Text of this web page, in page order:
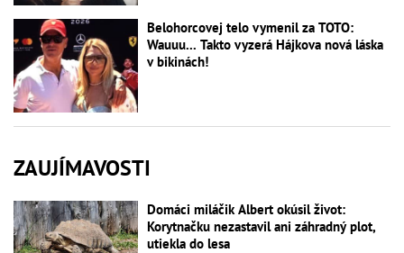
Belohorcovej telo vymenil za TOTO:
Wauuu... Takto vyzerá Hájkova nová láska
v bikinách!
ZAUJÍMAVOSTI
Domáci miláčik Albert okúsil život:
Korytnačku nezastavil ani záhradný plot,
utiekla do lesa